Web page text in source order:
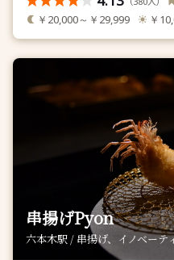
￥20,000～￥29,999 ￥
串揚げPyon
六本木駅 / 串揚げ、イノベーテ